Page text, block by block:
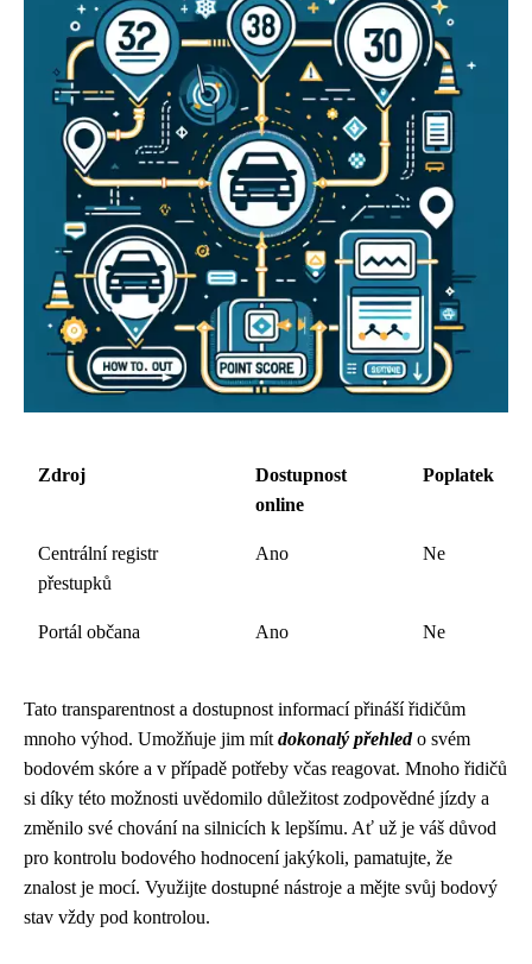
Zdroj
Dostupnost
online
Poplatek
Centrální registr
přestupků
Ano Ne
Portál občana Ano Ne
Tato transparentnost a dostupnost informací přináší řidičům
mnoho výhod. Umožňuje jim mít dokonalý přehledo svém
bodovém skóre a v případě potřeby včas reagovat. Mnoho řidičů
si díky této možnosti uvědomilo důležitost zodpovědné jízdy a
změnilo své chování na silnicích k lepšímu. Ať už je váš důvod
pro kontrolu bodového hodnocení jakýkoli, pamatujte, že
znalost je mocí. Využijte dostupné nástroje a mějte svůj bodový
stav vždy pod kontrolou.